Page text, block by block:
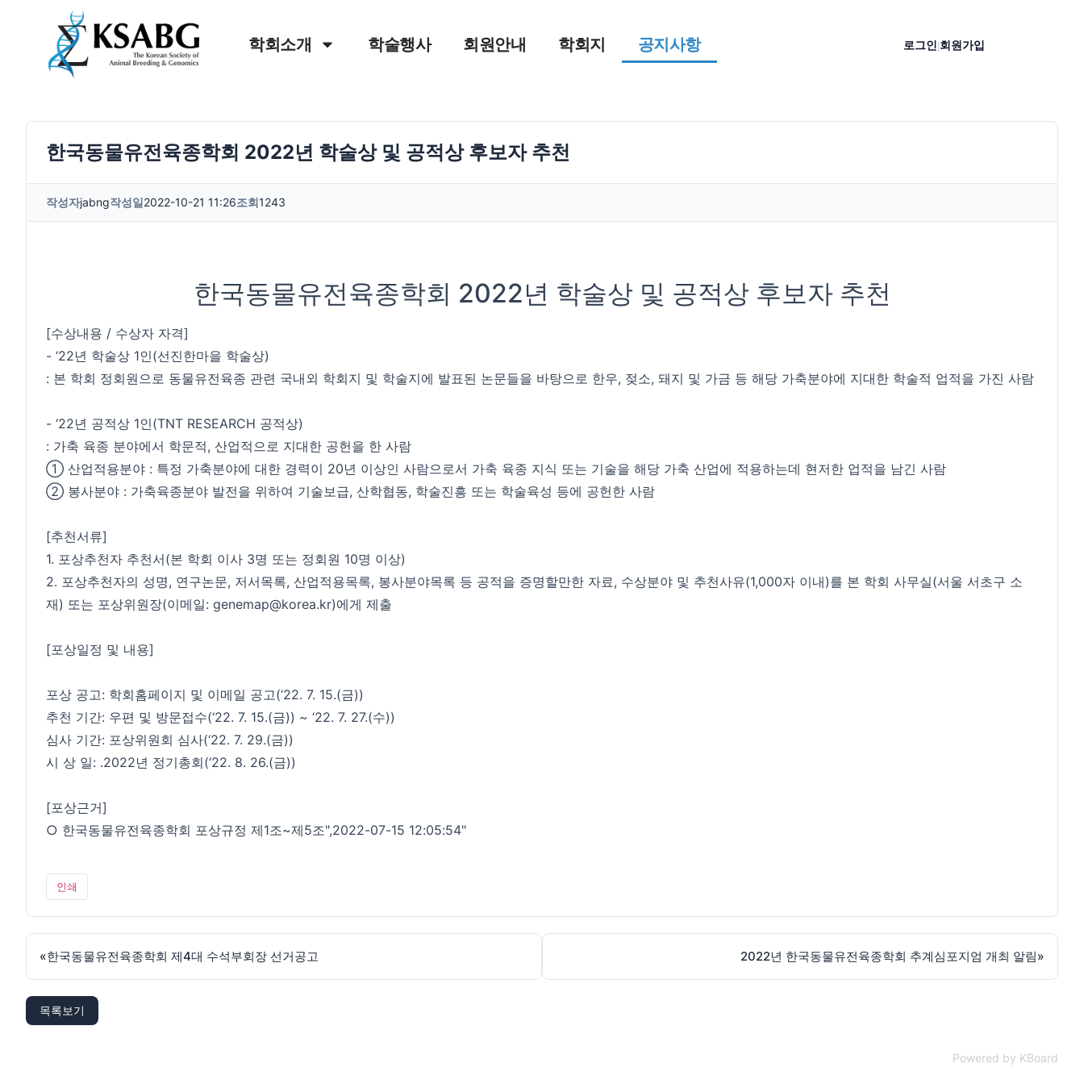
학회소개 학술행사 회원안내 학회지 공지사항 로그인 |회원가입
한국동물유전육종학회 2022년 학술상 및 공적상 후보자 추천
작성자jabng작성일2022-10-21 11:26조회1243
한국동물유전육종학회 2022년 학술상 및 공적상 후보자 추천
[수상내용 / 수상자 자격]
- ‘22년 학술상 1인(선진한마을 학술상)
: 본 학회 정회원으로 동물유전육종 관련 국내외 학회지 및 학술지에 발표된 논문들을 바탕으로 한우, 젖소, 돼지 및 가금 등 해당 가축분야에 지대한 학술적 업적을 가진 사람
- ‘22년 공적상 1인(TNT RESEARCH 공적상)
: 가축 육종 분야에서 학문적, 산업적으로 지대한 공헌을 한 사람
① 산업적용분야 : 특정 가축분야에 대한 경력이 20년 이상인 사람으로서 가축 육종 지식 또는 기술을 해당 가축 산업에 적용하는데 현저한 업적을 남긴 사람
② 봉사분야 : 가축육종분야 발전을 위하여 기술보급, 산학협동, 학술진흥 또는 학술육성 등에 공헌한 사람
[추천서류]
1. 포상추천자 추천서(본 학회 이사 3명 또는 정회원 10명 이상)
2. 포상추천자의 성명, 연구논문, 저서목록, 산업적용목록, 봉사분야목록 등 공적을 증명할만한 자료, 수상분야 및 추천사유(1,000자 이내)를 본 학회 사무실(서울 서초구 소
재) 또는 포상위원장(이메일: genemap@korea.kr)에게 제출
[포상일정 및 내용]
포상 공고: 학회홈페이지 및 이메일 공고(‘22. 7. 15.(금))
추천 기간: 우편 및 방문접수(‘22. 7. 15.(금)) ~ ‘22. 7. 27.(수))
심사 기간: 포상위원회 심사(‘22. 7. 29.(금))
시 상 일: ․2022년 정기총회(‘22. 8. 26.(금))
[포상근거]
○ 한국동물유전육종학회 포상규정 제1조~제5조",2022-07-15 12:05:54"
인쇄
«한국동물유전육종학회 제4대 수석부회장 선거공고 2022년 한국동물유전육종학회 추계심포지엄 개최 알림»
목록보기
Powered by KBoard